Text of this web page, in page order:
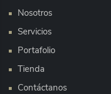
Nosotros
Servicios
Portafolio
Tienda
Contáctanos